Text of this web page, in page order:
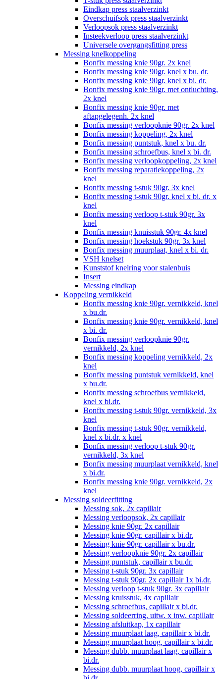
Eindkap press staalverzinkt
Overschuifsok press staalverzinkt
Verloopsok press staalverzinkt
Insteekverloop press staalverzinkt
Universele overgangsfitting press
Messing knelkoppeling
Bonfix messing knie 90gr. 2x knel
Bonfix messing knie 90gr. knel x bu. dr.
Bonfix messing knie 90gr. knel x bi. dr.
Bonfix messing knie 90gr. met ontluchting,
2x knel
Bonfix messing knie 90gr. met
aftapgelegenh. 2x knel
Bonfix messing verloopknie 90gr. 2x knel
Bonfix messing koppeling, 2x knel
Bonfix messing puntstuk, knel x bu. dr.
Bonfix messing schroefbus, knel x bi. dr.
Bonfix messing verloopkoppeling, 2x knel
Bonfix messing reparatiekoppeling, 2x
knel
Bonfix messing t-stuk 90gr. 3x knel
Bonfix messing t-stuk 90gr. knel x bi. dr. x
knel
Bonfix messing verloop t-stuk 90gr. 3x
knel
Bonfix messing knuisstuk 90gr. 4x knel
Bonfix messing hoekstuk 90gr. 3x knel
Bonfix messing muurplaat, knel x bi. dr.
VSH knelset
Kunststof knelring voor stalenbuis
Insert
Messing eindkap
Koppeling vernikkeld
Bonfix messing knie 90gr. vernikkeld, knel
x bu.dr.
Bonfix messing knie 90gr. vernikkeld, knel
x bi. dr.
Bonfix messing verloopknie 90gr.
vernikkeld, 2x knel
Bonfix messing koppeling vernikkeld, 2x
knel
Bonfix messing puntstuk vernikkeld, knel
x bu.dr.
Bonfix messing schroefbus vernikkeld,
knel x bi.dr.
Bonfix messing t-stuk 90gr. vernikkeld, 3x
knel
Bonfix messing t-stuk 90gr. vernikkeld,
knel x bi.dr. x knel
Bonfix messing verloop t-stuk 90gr.
vernikkeld, 3x knel
Bonfix messing muurplaat vernikkeld, knel
x bi.dr.
Bonfix messing knie 90gr. vernikkeld, 2x
knel
Messing soldeerfitting
Messing sok, 2x capillair
Messing verloopsok, 2x capillair
Messing knie 90gr. 2x capillair
Messing knie 90gr. capillair x bi.dr.
Messing knie 90gr. capillair x bu.dr.
Messing verloopknie 90gr. 2x capillair
Messing puntstuk, capillair x bu.dr.
Messing t-stuk 90gr. 3x capillair
Messing t-stuk 90gr. 2x capillair 1x bi.dr.
Messing verloop t-stuk 90gr. 3x capillair
Messing kruisstuk, 4x capillair
Messing schroefbus, capillair x bi.dr.
Messing soldeerring, uitw. x inw. capillair
Messing afsluitkap, 1x capillair
Messing muurplaat laag, capillair x bi.dr.
Messing muurplaat hoog, capillair x bi.dr.
Messing dubb. muurplaat laag, capillair x
bi.dr.
Messing dubb. muurplaat hoog, capillair x